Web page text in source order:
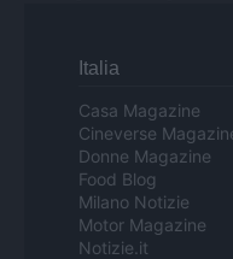
Italia
Casa Magazine
Cineverse
Donne Magazine
Food Blog
Milano Notizie
Motor Magazine
Notizie.it